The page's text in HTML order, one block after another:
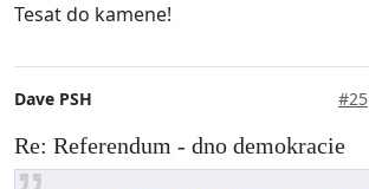
Tesat do kamene!
Dave PSH #25
Re: Referendum - dno demokracie